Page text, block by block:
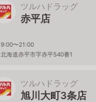
ツルハドラッグ
赤平店
9:00〜21:00
北海道赤平市字赤平540番1
ツルハドラッグ
旭川大町3条店